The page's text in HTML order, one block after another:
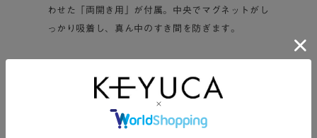
わせた「両開き用」が付属。中央でマグネットがし
っかり吸着し、真ん中のすき間を防ぎます。
通常のカーテンレールとしての使用はもちろん、用
・リビングや子供部屋の間仕切りとして